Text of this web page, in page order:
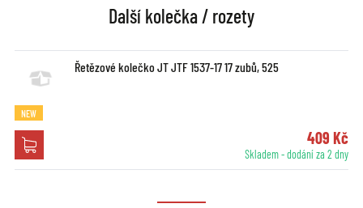
Další kolečka / rozety
Řetězové kolečko JT JTF 1537-17 17 zubů, 525
NEW
409 Kč
Skladem - dodání za 2 dny